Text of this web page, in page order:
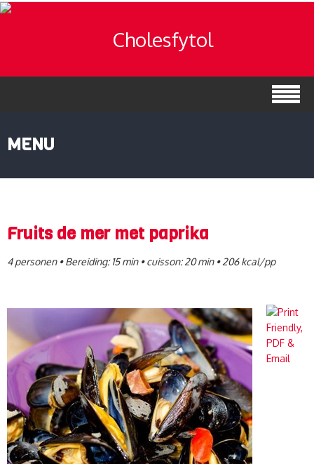
MENU
Fruits de mer met paprika
4 personen • Bereiding: 15 min • cuisson: 20 min • 206 kcal/pp